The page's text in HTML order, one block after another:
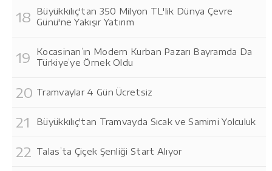
Büyükkılıç'tan 350 Milyon TL'lik Dünya Çevre
Günü'ne Yakışır Yatırım
Kocasinan’ın Modern Kurban Pazarı Bayramda Da
Türkiye’ye Örnek Oldu
Tramvaylar 4 Gün Ücretsiz
Büyükkılıç'tan Tramvayda Sıcak ve Samimi Yolculuk
Talas’ta Çiçek Şenliği Start Alıyor